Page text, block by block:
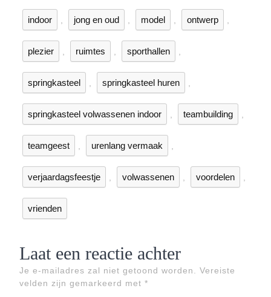
indoor jong en oud model ontwerp
plezier ruimtes sporthallen
springkasteel springkasteel huren
springkasteel volwassenen indoor teambuilding
teamgeest urenlang vermaak
verjaardagsfeestje volwassenen voordelen
vrienden
Laat een reactie achter
Je e-mailadres zal niet getoond worden.
Vereiste
velden zijn gemarkeerd met *